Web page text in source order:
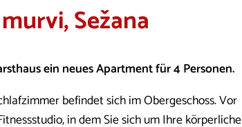
Sežana
ein neues Apartment für 4 Personen.
befindet sich im Obergeschoss. Vor
in dem Sie sich um Ihre körperliche